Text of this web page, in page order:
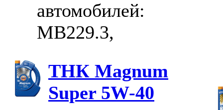
автомобилей:
MB229.3,
ТНК Magnum
Super 5W-40